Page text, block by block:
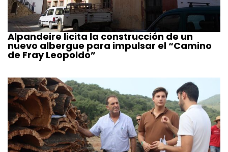
Alpandeire licita la construcción de un
nuevo albergue para impulsar el “Camino
de Fray Leopoldo”